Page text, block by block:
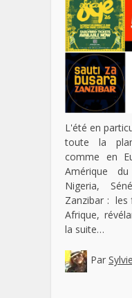
L'été en
toute la
comme en
Amérique
Nigeria,
Zanzibar : les
Afrique,
la suite…
Par